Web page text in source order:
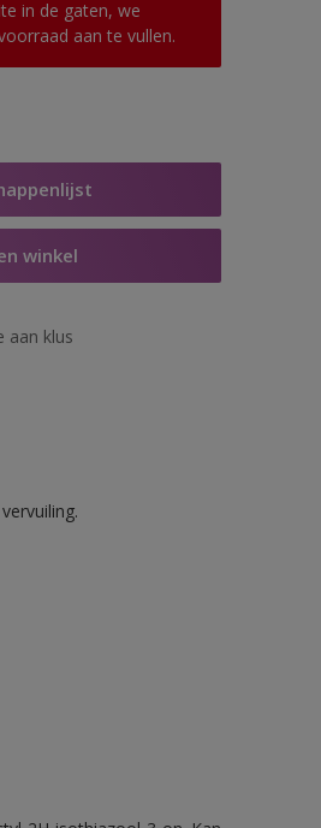
in de gaten, we
aan te vullen.
winkel
aan klus